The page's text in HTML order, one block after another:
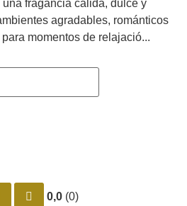
una fragancia cálida, dulce y
agradables, románticos
momentos de relajació...
0,0 (0)